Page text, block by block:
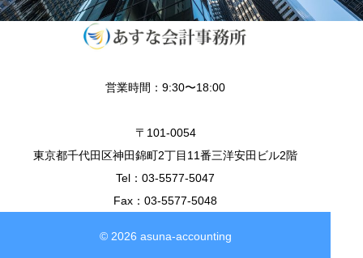
営業時間：9:30〜18:00
〒101-0054
東京都千代田区神田錦町2丁目11番三洋安田ビル2階
Tel：03-5577-5047
Fax：03-5577-5048
© 2026 asuna-accounting